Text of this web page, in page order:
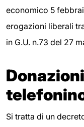
economico 5
erogazioni liberali
in G.U. n.73 del 27
Si tratta di un